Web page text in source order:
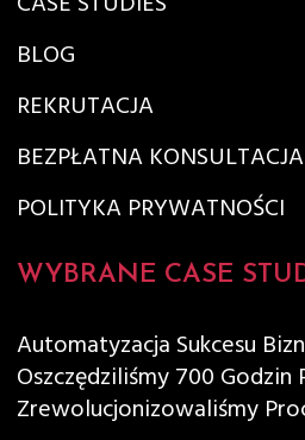
BLOG
REKRUTACJA
BEZPŁATNA KONSULTACJA
POLITYKA PRYWATNOŚCI
WYBRANE CASE
Automatyzacja Sukcesu
Oszczędziliśmy 700 Godzin
Zrewolucjonizowaliśmy